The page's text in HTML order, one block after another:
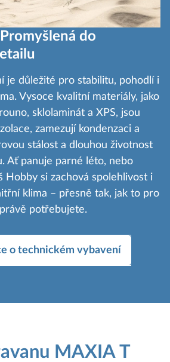
do
je důležité pro stabilitu, pohodlí i
Vysoce kvalitní materiály, jako
sklolaminát a XPS, jsou
zamezují kondenzaci a
stálost a dlouhou životnost
Ať panuje parné léto, nebo
Hobby si zachová spolehlivost i
klima – přesně tak, jak to pro
potřebujete.
o technickém vybavení
MAXIA T